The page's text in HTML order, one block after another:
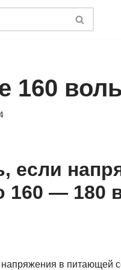
160
если
160 — 180
в питающей